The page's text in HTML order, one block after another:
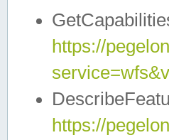
https://
https://